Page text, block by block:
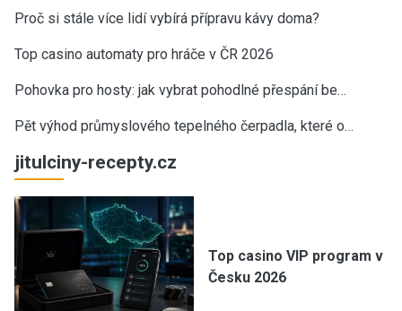
Proč si stále více lidí vybírá přípravu kávy doma?
Top casino automaty pro hráče v ČR 2026
Pohovka pro hosty: jak vybrat pohodlné přespání be…
Pět výhod průmyslového tepelného čerpadla, které o…
jitulciny-recepty.cz
Top casino VIP program v
Česku 2026